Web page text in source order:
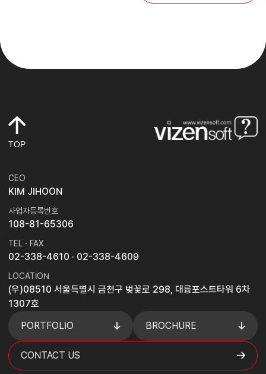
TOP
CEO
KIM JIHOON
사업자등록번호
108-81-65306
TEL · FAX
02-338-4610 · 02-338-4609
LOCATION
(우)08510 서울특별시 금천구 벚꽃로 298, 대륭포스트타워 6차
1307호
PORTFOLIO
BROCHURE
CONTACT US